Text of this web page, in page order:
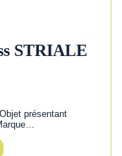
STRIALE
présentant